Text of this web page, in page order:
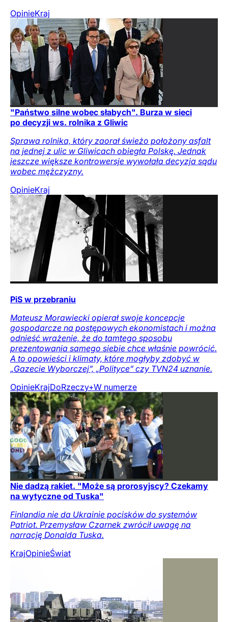
OpinieKraj
"Państwo silne wobec słabych". Burza w sieci
po decyzji ws. rolnika z Gliwic
Sprawa rolnika, który zaorał świeżo położony asfalt
na jednej z ulic w Gliwicach obiegła Polskę. Jednak
jeszcze większe kontrowersje wywołała decyzja sądu
wobec mężczyzny.
OpinieKraj
PiS w przebraniu
Mateusz Morawiecki opierał swoje koncepcje
gospodarcze na postępowych ekonomistach i można
odnieść wrażenie, że do tamtego sposobu
prezentowania samego siebie chce właśnie powrócić.
A to opowieści i klimaty, które mogłyby zdobyć w
„Gazecie Wyborczej”, „Polityce” czy TVN24 uznanie.
OpinieKrajDoRzeczy+W numerze
Nie dadzą rakiet. "Może są prorosyjscy? Czekamy
na wytyczne od Tuska"
Finlandia nie da Ukrainie pocisków do systemów
Patriot. Przemysław Czarnek zwrócił uwagę na
narrację Donalda Tuska.
KrajOpinieŚwiat